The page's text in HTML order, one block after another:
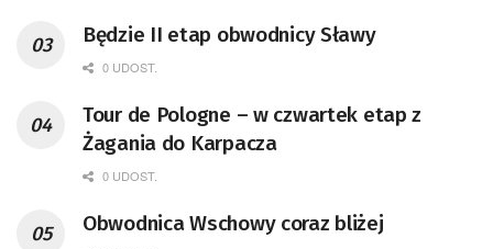
Będzie II etap obwodnicy Sławy
0 UDOST.
Tour de Pologne – w czwartek etap z
Żagania do Karpacza
0 UDOST.
Obwodnica Wschowy coraz bliżej